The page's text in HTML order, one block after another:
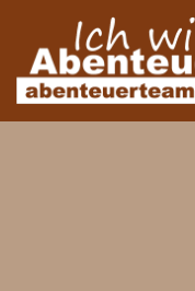
Previous